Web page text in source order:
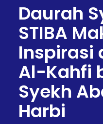
Daurah
STIBA
Inspirasi
Al-Kahfi
Syekh
Harbi